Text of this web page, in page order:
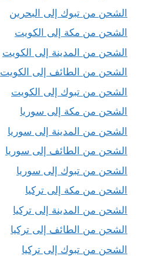
الشحن من تبوك إلى البحرين
الشحن من مكة إلى الكويت
الشحن من المدينة إلى الكويت
الشحن من الطائف إلى الكويت
الشحن من تبوك إلى الكويت
الشحن من مكة إلى سوريا
الشحن من المدينة إلى سوريا
الشحن من الطائف إلى سوريا
الشحن من تبوك إلى سوريا
الشحن من مكة إلى تركيا
الشحن من المدينة إلى تركيا
الشحن من الطائف إلى تركيا
الشحن من تبوك إلى تركيا